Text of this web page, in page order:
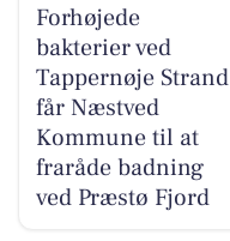
Forhøjede
bakterier ved
Tappernøje Strand
får Næstved
Kommune til at
fraråde badning
ved Præstø Fjord